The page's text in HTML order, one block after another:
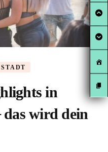
STADT
in
wird dein